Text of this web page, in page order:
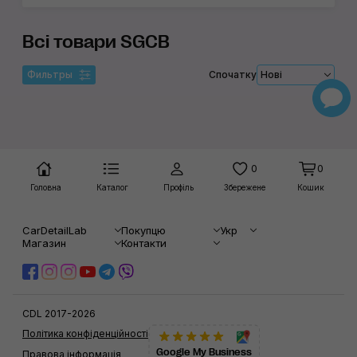
Всі товари SGCB
Фильтры Спочатку Нові
Головна Каталог Профіль
0
Збережене
0
Кошик
CarDetailLab Покупцю
Укр
Магазин
Контакти
CDL 2017-2026
Правова інформація
Політика конфіденційності
Google My Business